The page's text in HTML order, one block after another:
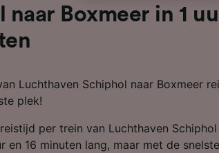
naar Boxmeer in 1
Luchthaven Schiphol naar Boxmeer
plek!
per trein van Luchthaven
en 16 minuten lang, maar met de snelste
elk moment
keuzes worden
op
je ons hebt
Wij en onze
Precieze
openen.
contentmetingen,